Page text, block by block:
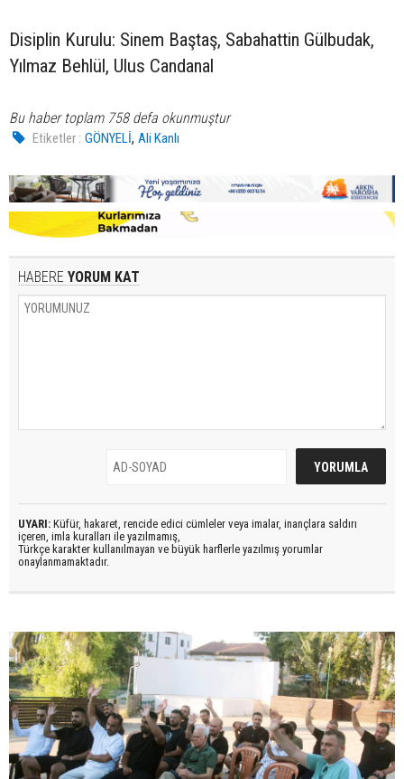
Disiplin Kurulu: Sinem Baştaş, Sabahattin Gülbudak,
Yılmaz Behlül, Ulus Candanal
Bu haber toplam 758 defa okunmuştur
Etiketler : GÖNYELİ,Ali Kanlı
HABERE YORUM KAT
UYARI: Küfür, hakaret, rencide edici cümleler veya imalar, inançlara saldırı
içeren, imla kuralları ile yazılmamış,
Türkçe karakter kullanılmayan ve büyük harflerle yazılmış yorumlar
onaylanmamaktadır.